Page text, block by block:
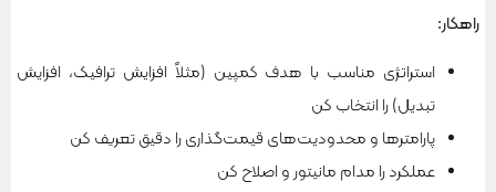
راهکار:
استراتژی مناسب با هدف کمپین (مثلاً افزایش ترافیک، افزایش
تبدیل) را انتخاب کن
پارامترها و محدودیت‌های قیمت‌گذاری را دقیق تعریف کن
عملکرد را مدام مانیتور و اصلاح کن